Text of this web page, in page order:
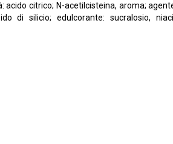
acido citrico; N-acetilcisteina, aroma;
di silicio; edulcorante: sucralosio,